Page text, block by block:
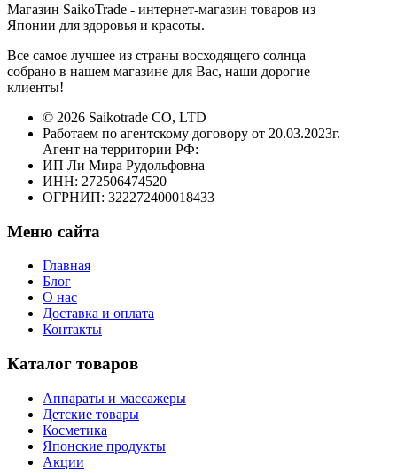
Магазин SaikoTrade - интернет-магазин товаров из
Японии для здоровья и красоты.
Все самое лучшее из страны восходящего солнца
собрано в нашем магазине для Вас, наши дорогие
клиенты!
© 2026 Saikotrade CO, LTD
Работаем по агентскому договору от 20.03.2023г.
Агент на территории РФ:
ИП Ли Мира Рудольфовна
ИНН: 272506474520
ОГРНИП: 322272400018433
Меню сайта
Главная
Блог
О нас
Доставка и оплата
Контакты
Каталог товаров
Аппараты и массажеры
Детские товары
Косметика
Японские продукты
Акции